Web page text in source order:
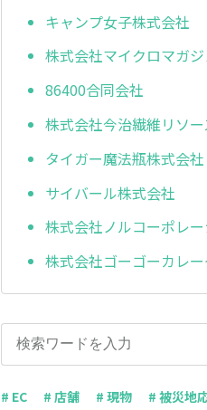
キャンプ女子株式会社
株式会社マイクロマガ
86400合同会社
株式会社今治繊維リソ
タイガー魔法瓶株式会社
サイバール株式会社
株式会社ノルコーポレ
株式会社ゴーゴーカレ
# EC # 店舗 # 現物 # 被災地